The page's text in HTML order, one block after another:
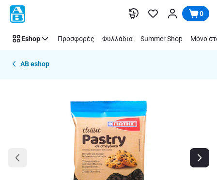
Παράλειψη 0
Eshop Προσφορές Φυλλάδια Summer Shop Μόνο
AB eshop